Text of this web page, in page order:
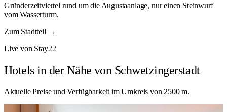
Gründerzeitviertel rund um die Augustaanlage, nur einen Steinwurf
vom Wasserturm.
Zum Stadtteil →
Live von Stay22
Hotels in der Nähe von Schwetzingerstadt
Aktuelle Preise und Verfügbarkeit im Umkreis von 2500 m.